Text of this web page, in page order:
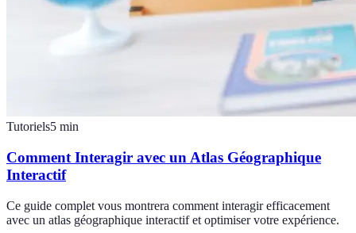
Tutoriels5 min
Comment Interagir avec un Atlas Géographique
Interactif
Ce guide complet vous montrera comment interagir efficacement
avec un atlas géographique interactif et optimiser votre expérience.